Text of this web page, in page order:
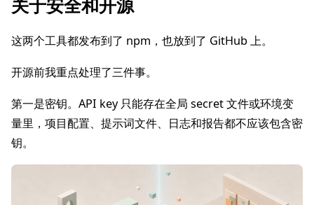
关于安全和开源
这两个工具都发布到了 npm，也放到了 GitHub 上。
开源前我重点处理了三件事。
第一是密钥。API key 只能存在全局 secret 文件或环境变
量里，项目配置、提示词文件、日志和报告都不应该包含密
钥。